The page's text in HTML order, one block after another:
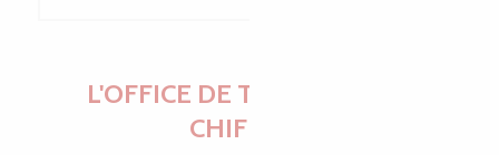
L'OFFICE DE TOURISME EN
CHIFFRES